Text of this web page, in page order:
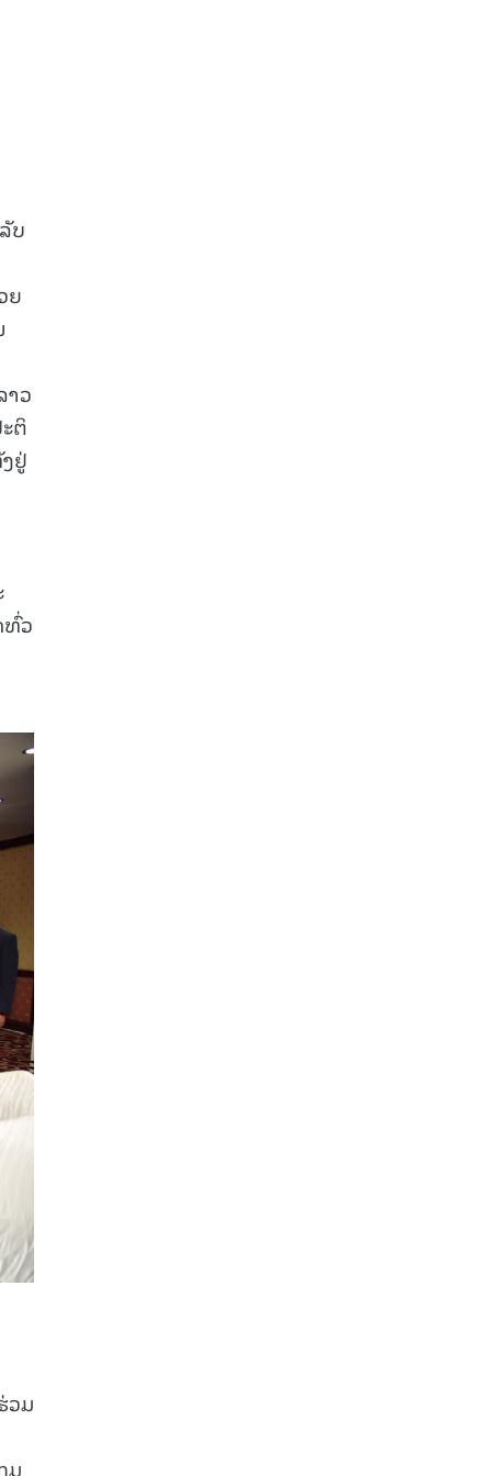
ບ
ຍ
ວ
ຕິ
ຢູ່
ທົ່ວ
ວມ
ມ